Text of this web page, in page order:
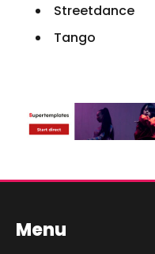
Streetdance
Tango
Menu